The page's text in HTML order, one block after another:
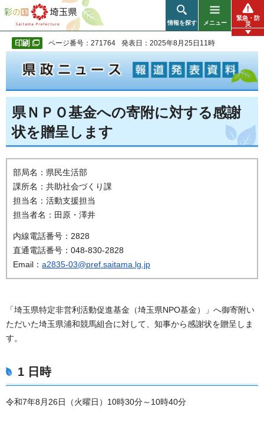
彩の国 埼玉県
情報を探す メニュー
緊急・防
災
ページ番号：271764 発表日：2025年8月25日11時
県ＮＰＯ基金への寄附に対する感謝
状を贈呈します
部局名：県民生活部
課所名：共助社会づくり課
担当名：活動支援担当
担当者名：田原・澤井
内線電話番号：2828
直通電話番号：048-830-2828
Email： a2835-03@pref.saitama.lg.jp
「埼玉県特定非営利活動促進基金（埼玉県NPO基金）」へ御寄附い
ただいた埼玉県浦和競馬組合に対して、知事から感謝状を贈呈しま
す。
1 日時
令和7年8月26日（火曜日）10時30分～10時40分